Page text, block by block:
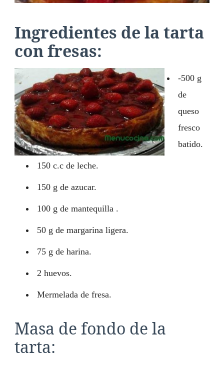
Ingredientes de la tarta
con fresas:
-500 g
de
queso
fresco
batido.
150 c.c de leche.
150 g de azucar.
100 g de mantequilla .
50 g de margarina ligera.
75 g de harina.
2 huevos.
Mermelada de fresa.
Masa de fondo de la
tarta: